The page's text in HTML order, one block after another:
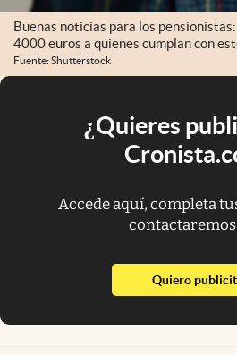
Buenas noticias para los
4000 euros a quienes cumplan con
Fuente: Shutterstock
¿Quieres
Accede aquí, completa
Quiero